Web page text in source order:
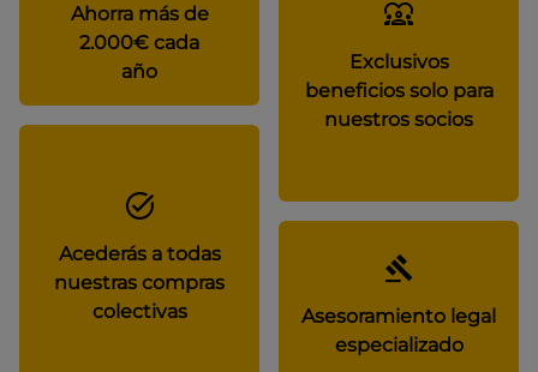
Ahorra más de
2.000€ cada
año
Exclusivos
beneficios solo para
nuestros socios
Acederás a todas
nuestras compras
colectivas
Asesoramiento legal
especializado